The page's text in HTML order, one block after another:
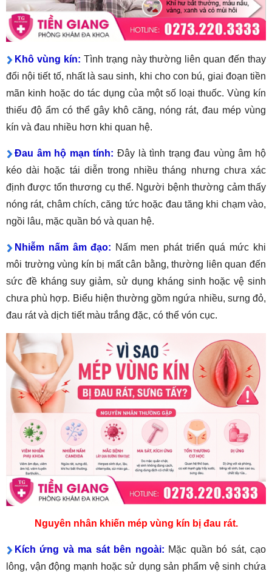
Khô vùng kín: Tình trạng này thường liên quan đến thay
đổi nội tiết tố, nhất là sau sinh, khi cho con bú, giai đoạn tiền
mãn kinh hoặc do tác dụng của một số loại thuốc. Vùng kín
thiếu độ ẩm có thể gây khô căng, nóng rát, đau mép vùng
kín và đau nhiều hơn khi quan hệ.
Đau âm hộ mạn tính: Đây là tình trạng đau vùng âm hộ
kéo dài hoặc tái diễn trong nhiều tháng nhưng chưa xác
định được tổn thương cụ thể. Người bệnh thường cảm thấy
nóng rát, châm chích, căng tức hoặc đau tăng khi chạm vào,
ngồi lâu, mặc quần bó và quan hệ.
Nhiễm nấm âm đạo: Nấm men phát triển quá mức khi
môi trường vùng kín bị mất cân bằng, thường liên quan đến
sức đề kháng suy giảm, sử dụng kháng sinh hoặc vệ sinh
chưa phù hợp. Biểu hiện thường gồm ngứa nhiều, sưng đỏ,
đau rát và dịch tiết màu trắng đặc, có thể vón cục.
Nguyên nhân khiến mép vùng kín bị đau rát.
Kích ứng và ma sát bên ngoài: Mặc quần bó sát, cạo
lông, vận động mạnh hoặc sử dụng sản phẩm vệ sinh chứa